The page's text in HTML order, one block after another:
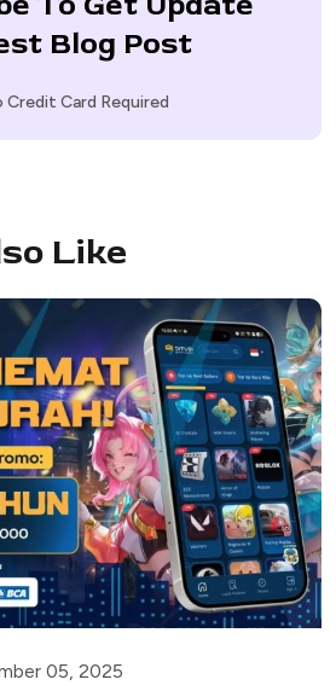
Blog Post
Credit Card Required
Like
05, 2025